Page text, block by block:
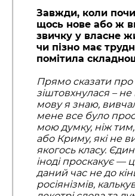
Завжди, коли
щось нове або ж
звичку у власне
чи пізно має
помітила
Прямо сказати
зіштовхнулася – не
мову я знаю,
мене все було
мою думку, ніж
або Криму, які не
якогось класу.
іноді проскакує —
даний час не до
росіянізмів,